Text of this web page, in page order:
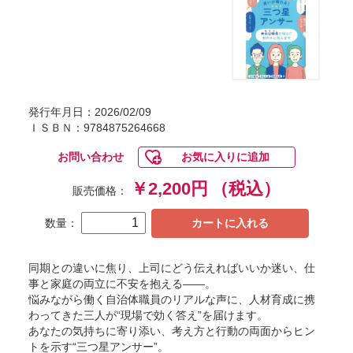
発行年月日：2026/02/09
ＩＳＢＮ：9784875264668
お問い合わせ お気に入りに追加
販売価格： ￥2,200円 （税込）
数量： カートに入れる
同期との違いに焦り、上司にどう伝えればいいか迷い、仕
事と家庭の両立に不安を抱える――。
悩みながら働く自治体職員のリアルな声に、人材育成に携
わってきた三人が“現場で効く答え”を届けます。
あなたの気持ちに寄り添い、考え方と行動の両面からヒン
トを示す“三つ星アンサー”。